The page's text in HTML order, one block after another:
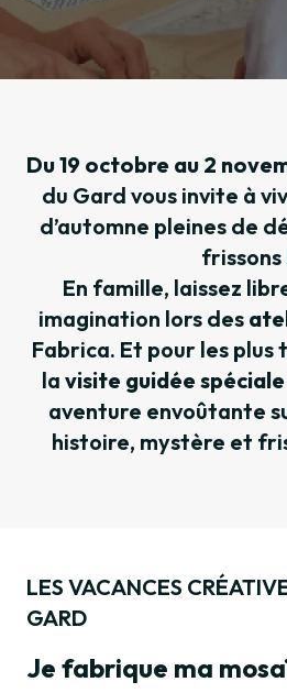
Du 19 octobre au 2
du Gard vous invite à
d’automne pleines de
frissons
En famille, laissez
imagination lors des
Fabrica. Et pour les
la visite guidée
aventure envoûtante
histoire, mystère et
LES VACANCES
GARD
Je fabrique ma